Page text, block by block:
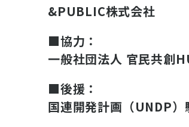
&PUBLIC株式会社
■協力：
一般社団法人 官民共創
■後援：
国連開発計画（UNDP）